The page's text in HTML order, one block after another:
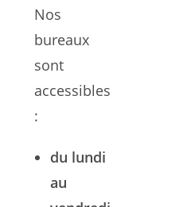
Nos
bureaux
sont
accessibles
:
du lundi
au